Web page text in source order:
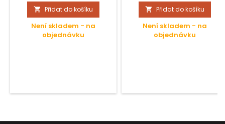
 Přidat do košíku
Není skladem - na
objednávku
 Přidat do košíku
Není skladem - na
objednávku